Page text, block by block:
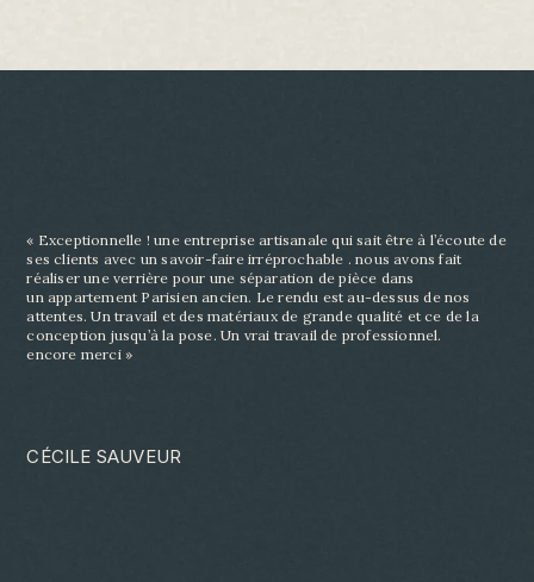
« Exceptionnelle ! une entreprise artisanale qui sait être à l’écoute de
ses clients avec un savoir-faire irréprochable . nous avons fait
réaliser une verrière pour une séparation de pièce dans
un appartement Parisien ancien. Le rendu est au-dessus de nos
attentes. Un travail et des matériaux de grande qualité et ce de la
conception jusqu’à la pose. Un vrai travail de professionnel.
encore merci »
CÉCILE SAUVEUR